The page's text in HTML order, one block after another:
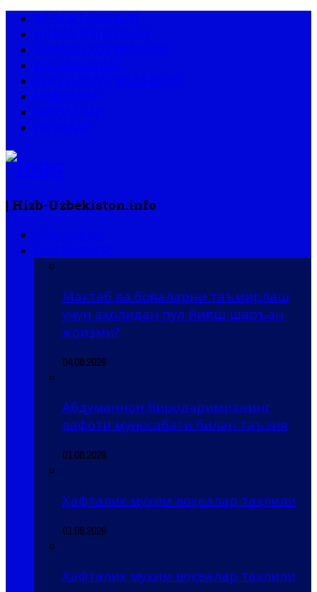
| Hizb-Uzbekiston.info
Мактаб ва боғчаларни таъмирлаш
учун аҳолидан пул йиғиш шаръан
жоизми?
04.08.2026
Абдуманнон биродаримизнинг
вафоти муносабати билан таъзия
01.08.2026
Ҳафталик муҳим воқеалар таҳлили
01.08.2026
Ҳафталик муҳим воқеалар таҳлили